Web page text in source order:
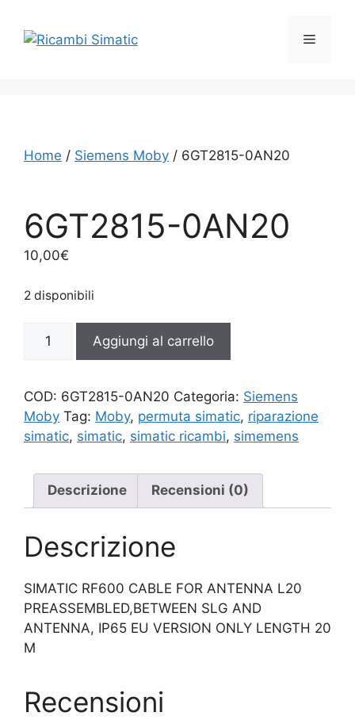
contenuto
Menu
Home / Siemens Moby / 6GT2815-0AN20
6GT2815-0AN20
10,00€
2 disponibili
0AN20
Aggiungi al carrello
COD: 6GT2815-0AN20 Categoria: Siemens
Moby Tag: Moby, permuta simatic, riparazione
simatic, simatic, simatic ricambi, simemens
Descrizione Recensioni (0)
Descrizione
SIMATIC RF600 CABLE FOR ANTENNA L20
PREASSEMBLED,BETWEEN SLG AND
ANTENNA, IP65 EU VERSION ONLY LENGTH 20
M
Recensioni